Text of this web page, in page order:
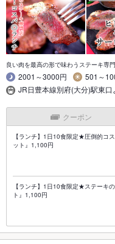
良い肉を最高の形で味わうステーキ専
2001～3000円
501～
JR日豊本線別府(大分)駅東
クーポン
【ランチ】1日10食限定★圧倒的コ
ット』1,100円
【ランチ】1日10食限定★ステーキ
ト』1,100円